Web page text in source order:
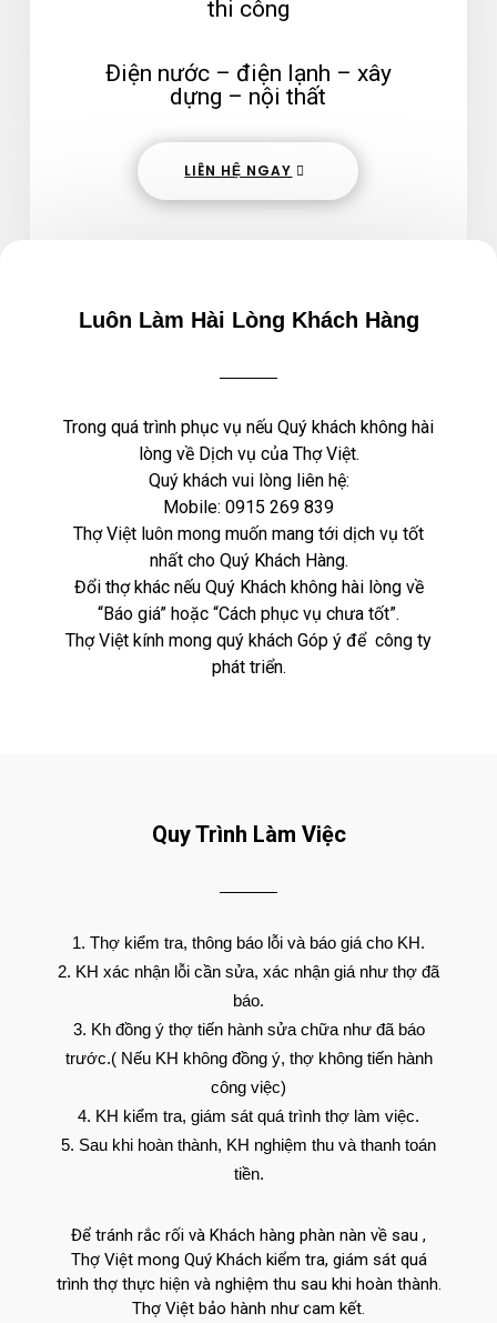
thi công
Điện nước – điện lạnh – xây
dựng – nội thất
LIÊN HỆ NGAY
Luôn Làm Hài Lòng Khách Hàng
Trong quá trình phục vụ nếu Quý khách không hài
lòng về Dịch vụ của Thợ Việt.
Quý khách vui lòng liên hệ:
Mobile: 0915 269 839
Thợ Việt luôn mong muốn mang tới dịch vụ tốt
nhất cho Quý Khách Hàng.
Đổi thợ khác nếu Quý Khách không hài lòng về
“Báo giá” hoặc “Cách phục vụ chưa tốt”.
Thợ Việt kính mong quý khách Góp ý để công ty
phát triển.
Quy Trình Làm Việc
Thợ kiểm tra, thông báo lỗi và báo giá cho KH.
KH xác nhận lỗi cần sửa, xác nhận giá như thợ đã
báo.
Kh đồng ý thợ tiến hành sửa chữa như đã báo
trước.( Nếu KH không đồng ý, thợ không tiến hành
công việc)
KH kiểm tra, giám sát quá trình thợ làm việc.
Sau khi hoàn thành, KH nghiệm thu và thanh toán
tiền.
Để tránh rắc rối và Khách hàng phàn nàn về sau ,
Thợ Việt mong Quý Khách kiểm tra, giám sát quá
trình thợ thực hiện và nghiệm thu sau khi hoàn thành.
Thợ Việt bảo hành như cam kết.